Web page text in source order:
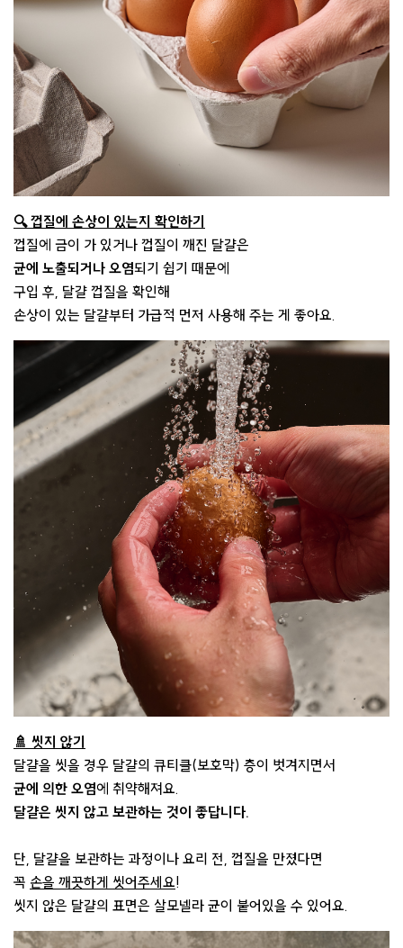
🔍 껍질에 손상이 있는지 확인하기
껍질에 금이 가 있거나 껍질이 깨진 달걀은
균에 노출되거나 오염되기 쉽기 때문에
구입 후, 달걀 껍질을 확인해
손상이 있는 달걀부터 가급적 먼저 사용해 주는 게 좋아요.
🚿 씻지 않기
달걀을 씻을 경우 달걀의 큐티클(보호막) 층이 벗겨지면서
균에 의한 오염에 취약해져요.
달걀은 씻지 않고 보관하는 것이 좋답니다.
단, 달걀을 보관하는 과정이나 요리 전, 껍질을 만졌다면
꼭 손을 깨끗하게 씻어주세요!
씻지 않은 달걀의 표면은 살모넬라 균이 붙어있을 수 있어요.